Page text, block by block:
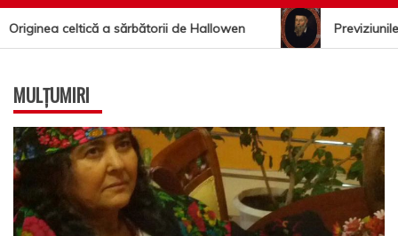
celtică a sărbătorii de Hallowen Previziunile
MULȚUMIRI